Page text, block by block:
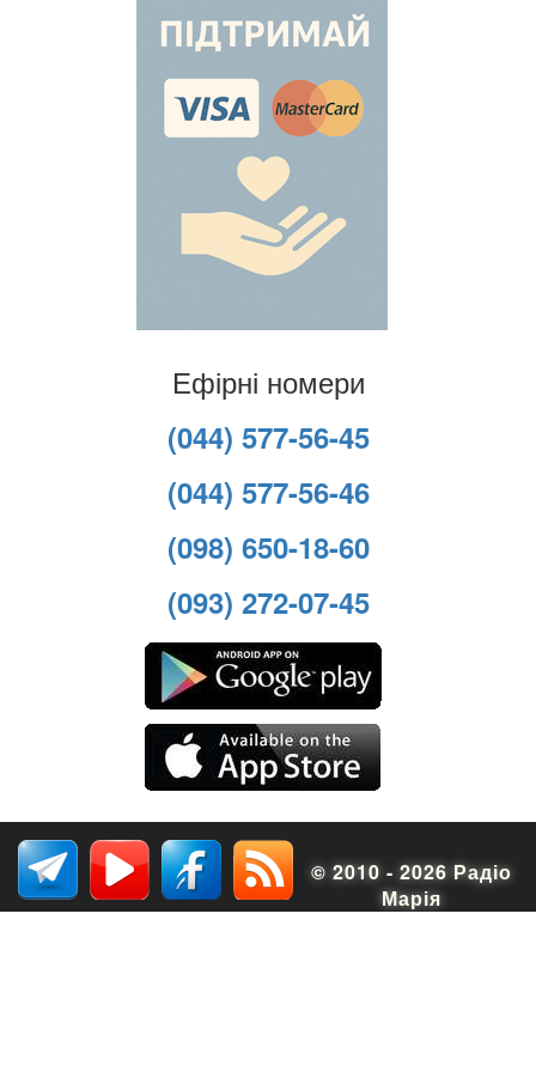
Ефірні номери
(044) 577-56-45
(044) 577-56-46
(098) 650-18-60
(093) 272-07-45
© 2010 - 2026 Радіо
Марія